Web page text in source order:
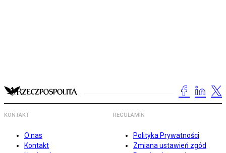
KONTAKT
O nas
Kontakt
REGULAMIN
Polityka Prywatności
Zmiana ustawień zgód